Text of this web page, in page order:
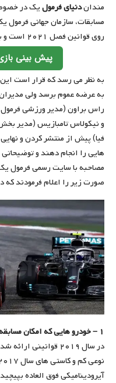
منداندنیای فرمولیک در
مسابقات، سازمان جهانی فرمول
روی قوانین فصل ۲۰۲۱ است و به زودی جزئیاتش را منتشر می کنند.
پیش بینی
به نظر می رسد که قرار است این
به عرضه عموم برسد ولی
راس براون (مدیر ورزشی
و نیکولاس تامبازیس (مدیر
فیا) پیش از منتشر کردن و
هایی را انجام دهند و
صورت زیر را اعلام فرمودند که
۱ – خودرو هایی که امکان مسابقه دادن بیشتر را دارند